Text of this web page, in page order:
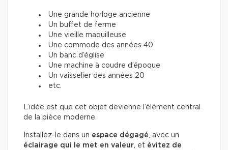
Une grande horloge ancienne
Un buffet de ferme
Une vieille maquilleuse
Une commode des années 40
Un banc d’église
Une machine à coudre d’époque
Un vaisselier des années 20
etc.
L’idée est que cet objet devienne l’élément central
de la pièce moderne.
Installez-le dans un espace dégagé, avec un
éclairage qui le met en valeur, et évitez de